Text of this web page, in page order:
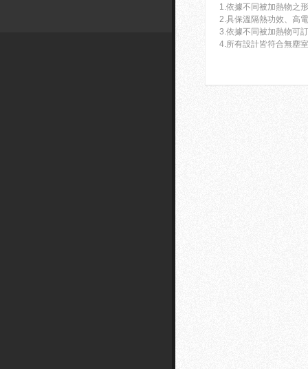
1.依據不同被加熱物之
2.具保溫隔熱功效、高
3.依據不同被加熱物可
4.所有設計皆符合無塵